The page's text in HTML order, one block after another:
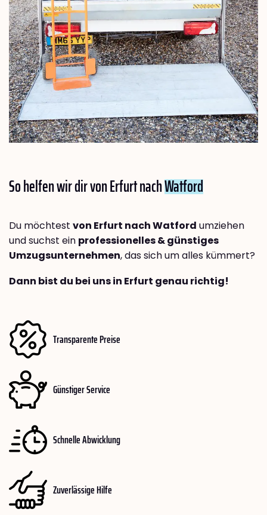
So helfen wir dir von Erfurt nachWatford
Du möchtest von Erfurt nach Watford umziehen
und suchst ein professionelles & günstiges
Umzugsunternehmen, das sich um alles kümmert?
Dann bist du bei uns in Erfurt genau richtig!
Transparente Preise
Günstiger Service
Schnelle Abwicklung
Zuverlässige Hilfe